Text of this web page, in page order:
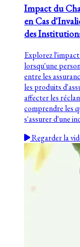
Impact du
en Cas
des
Explorez
lorsqu'une
entre les
les produits
affecter les
comprendre les
s'assurer d'une
Regarder la